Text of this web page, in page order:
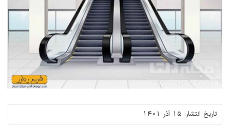
تاریخ انتشار: 15 آذر 1401